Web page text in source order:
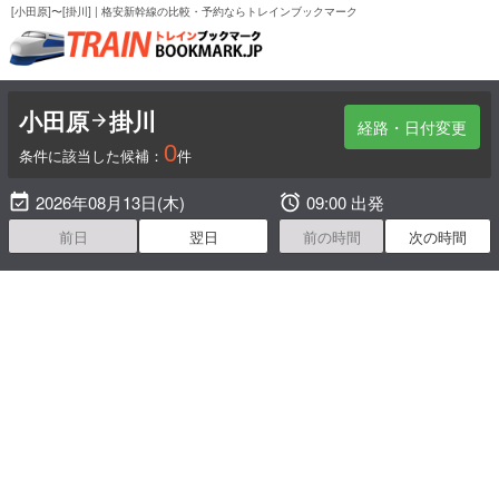
[小田原]〜[掛川] | 格安新幹線の比較・予約ならトレインブックマーク
経路・日付変更
小田原掛川
条件に該当した候補： 0件
 2026年08月13日(木)
前日 翌日
 09:00 出発
前の時間 次の時間